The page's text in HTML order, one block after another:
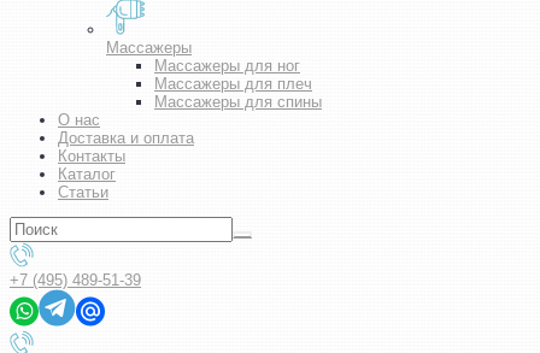
Массажеры
Массажеры для ног
Массажеры для плеч
Массажеры для спины
О нас
Доставка и оплата
Контакты
Каталог
Статьи
+7 (495) 489-51-39